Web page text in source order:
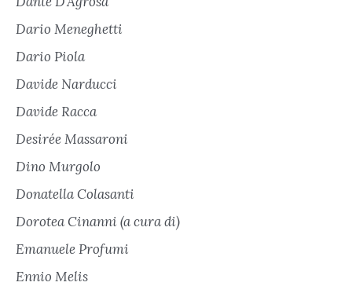
Dario Meneghetti
Dario Piola
Davide Narducci
Davide Racca
Desirée Massaroni
Dino Murgolo
Donatella Colasanti
Dorotea Cinanni (a cura di)
Emanuele Profumi
Ennio Melis